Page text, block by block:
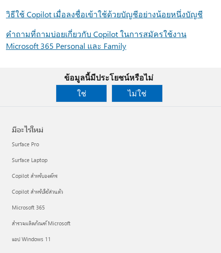
วิธีใช้ Copilot เมื่อลงชื่อเข้าใช้ด้วยบัญชีอย่างน้อยหนึ่งบัญชี
คําถามที่ถามบ่อยเกี่ยวกับ Copilot ในการสมัครใช้งาน
Microsoft 365 Personal และ Family
ข้อมูลนี้มีประโยชน์หรือไม่
ใช่
ไม่ใช่
มีอะไรใหม่
Surface Pro
Surface Laptop
Copilot สำหรับองค์กร
Copilot สำหรับใช้ส่วนตัว
Microsoft 365
สำรวจผลิตภัณฑ์ Microsoft
แอป Windows 11